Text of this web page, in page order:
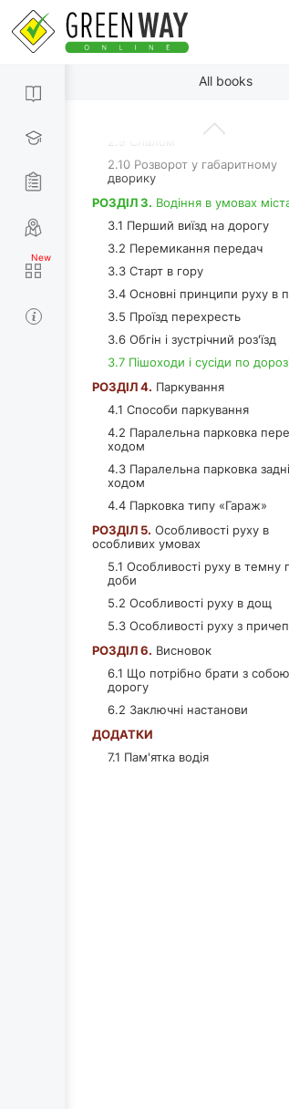
All books
2.4 Змійка переднім ходом
2.5 Змійка переднім ходом зі
зупинкою
2.6 Основи руху заднім ходом
2.10 Розворот у габаритному
дворику
РОЗДІЛ 3. Водіння в умовах
3.1 Перший виїзд на дорогу
3.2 Перемикання передач
3.3 Старт в гору
3.4 Основні принципи руху в
3.5 Проїзд перехресть
3.6 Обгін і зустрічний роз'їзд
3.7 Пішоходи і сусіди по
РОЗДІЛ 4. Паркування
4.1 Способи паркування
4.2 Паралельна парковка
ходом
4.3 Паралельна парковка
ходом
4.4 Парковка типу «Гараж»
РОЗДІЛ 5. Особливості руху в
особливих умовах
5.1 Особливості руху в темну
доби
5.2 Особливості руху в дощ
5.3 Особливості руху з
РОЗДІЛ 6. Висновок
6.1 Що потрібно брати з
дорогу
6.2 Заключні настанови
ДОДАТКИ
7.1 Пам'ятка водія
for traffic in the same direction